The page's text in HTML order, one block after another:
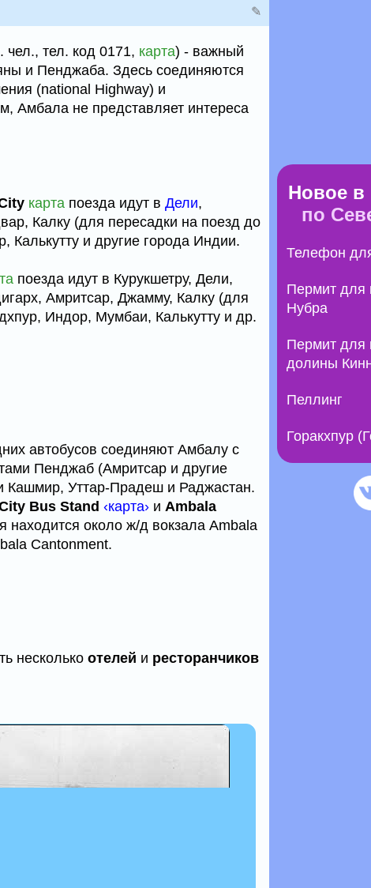
✎
чел., тел. код 0171, карта) - важный
и Пенджаба. Здесь соединяются
(national Highway) и
Амбала не представляет интереса
карта поезда идут в Дели,
Калку (для пересадки на поезд до
и другие города Индии.
поезда идут в Курукшетру, Дели,
Амритсар, Джамму, Калку (для
Индор, Мумбаи, Калькутту и др.
автобусов соединяют Амбалу с
Пенджаб (Амритсар и другие
Уттар-Прадеш и Раджастан.
Bus Stand ‹карта› и Ambala
находится около ж/д вокзала Ambala
Cantonment.
несколько отелей и ресторанчиков
Новое в
по
Телефон
Пермит для
Нубра
Пермит для
долины
Пеллинг
Горакхпур